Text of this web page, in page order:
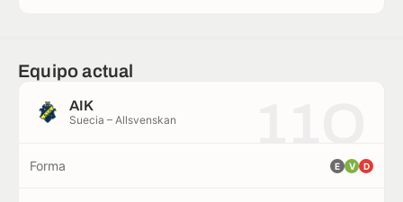
Equipo actual
AIK
Suecia – Allsvenskan
Forma E V D